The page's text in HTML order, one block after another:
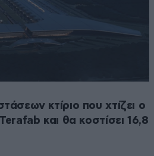
κτίριο που χτίζει ο
και θα κοστίσει 16,8